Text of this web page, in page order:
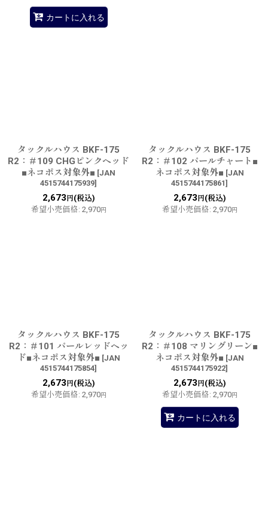
カートに入れる
タックルハウス BKF-175
R2：＃109 CHGピンクヘッド
■ネコポス対象外■ [JAN
4515744175939]
2,673 円(税込)
希望小売価格: 2,970円
タックルハウス BKF-175
R2：＃102 パールチャート■
ネコポス対象外■ [JAN
4515744175861]
2,673 円(税込)
希望小売価格: 2,970円
タックルハウス BKF-175
R2：＃101 パールレッドヘッ
ド■ネコポス対象外■ [JAN
4515744175854]
2,673 円(税込)
希望小売価格: 2,970円
タックルハウス BKF-175
R2：＃108 マリングリーン■
ネコポス対象外■ [JAN
4515744175922]
2,673 円(税込)
希望小売価格: 2,970円
カートに入れる